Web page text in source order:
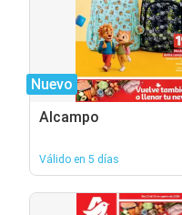
Nuevo
Alcampo
Válido en 5 días